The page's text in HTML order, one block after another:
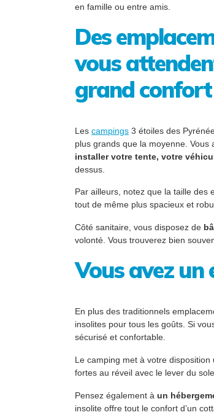
en famille ou entre amis.
Des
vous
grand confort
Les campings 3 étoiles des
plus grands que la moyenne. Vous
installer votre tente, votre
dessus.
Par ailleurs, notez que la taille des
tout de même plus spacieux et
Côté sanitaire, vous disposez de
volonté. Vous trouverez bien
Vous avez un
En plus des traditionnels
insolites pour tous les goûts. Si
sécurisé et confortable.
Le camping met à votre disposition
fortes au réveil avec le lever du
Pensez également à un
insolite offre tout le confort d’un